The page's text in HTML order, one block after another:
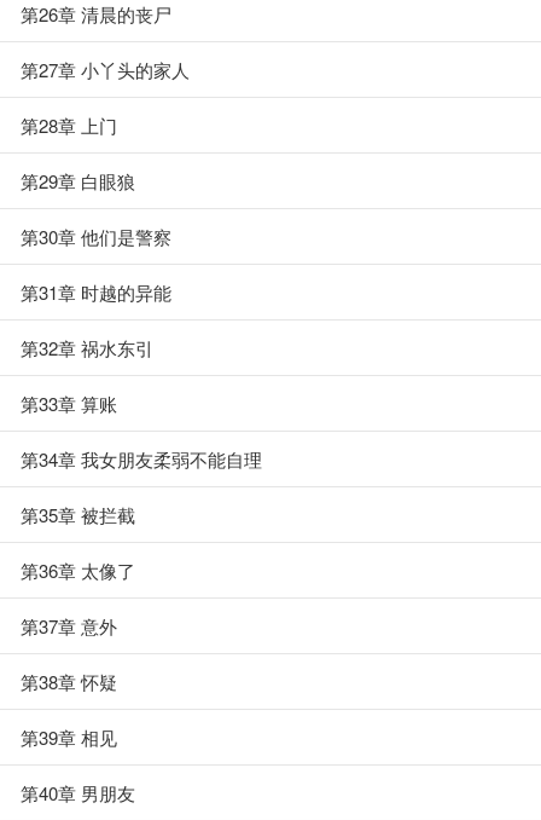
第26章 清晨的丧尸
第27章 小丫头的家人
第28章 上门
第29章 白眼狼
第30章 他们是警察
第31章 时越的异能
第32章 祸水东引
第33章 算账
第34章 我女朋友柔弱不能自理
第35章 被拦截
第36章 太像了
第37章 意外
第38章 怀疑
第39章 相见
第40章 男朋友